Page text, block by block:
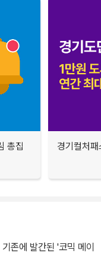
총집
경기컬처
존에 발간된 '코믹 메이